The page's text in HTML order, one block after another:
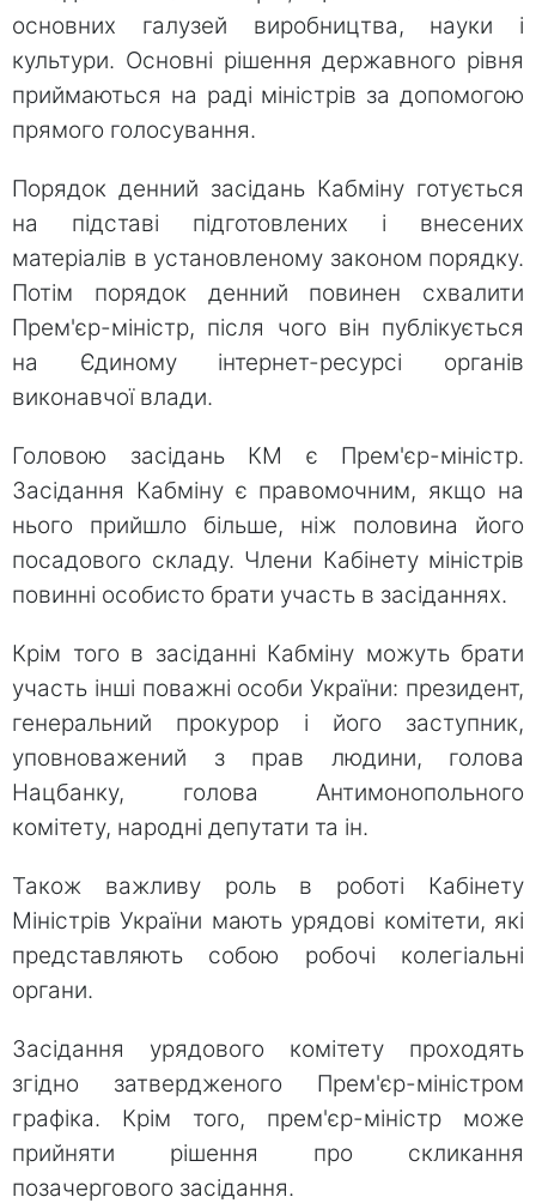
основних галузей виробництва, науки і
культури. Основні рішення державного рівня
приймаються на раді міністрів за допомогою
прямого голосування.
Порядок денний засідань Кабміну готується
на підставі підготовлених і внесених
матеріалів в установленому законом порядку.
Потім порядок денний повинен схвалити
Прем'єр-міністр, після чого він публікується
на Єдиному інтернет-ресурсі органів
виконавчої влади.
Головою засідань КМ є Прем'єр-міністр.
Засідання Кабміну є правомочним, якщо на
нього прийшло більше, ніж половина його
посадового складу. Члени Кабінету міністрів
повинні особисто брати участь в засіданнях.
Крім того в засіданні Кабміну можуть брати
участь інші поважні особи України: президент,
генеральний прокурор і його заступник,
уповноважений з прав людини, голова
Нацбанку, голова Антимонопольного
комітету, народні депутати та ін.
Також важливу роль в роботі Кабінету
Міністрів України мають урядові комітети, які
представляють собою робочі колегіальні
органи.
Засідання урядового комітету проходять
згідно затвердженого Прем'єр-міністром
графіка. Крім того, прем'єр-міністр може
прийняти рішення про скликання
позачергового засідання.